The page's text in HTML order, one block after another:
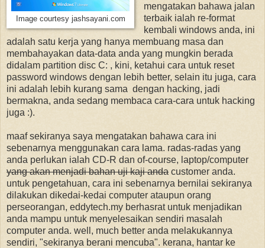
Image courtesy jashsayani.com
mengatakan bahawa jalan
terbaik ialah re-format
kembali windows anda, ini
adalah satu kerja yang hanya membuang masa dan
membahayakan data-data anda yang mungkin berada
didalam partition disc C: , kini, ketahui cara untuk reset
password windows dengan lebih better, selain itu juga, cara
ini adalah lebih kurang sama dengan hacking, jadi
bermakna, anda sedang membaca cara-cara untuk hacking
juga :).
maaf sekiranya saya mengatakan bahawa cara ini
sebenarnya menggunakan cara lama. radas-radas yang
anda perlukan ialah CD-R dan of-course, laptop/computer
yang akan menjadi bahan uji kaji anda customer anda.
untuk pengetahuan, cara ini sebenarnya bernilai sekiranya
dilakukan dikedai-kedai computer ataupun orang
perseorangan, eddytech.my berhasrat untuk menjadikan
anda mampu untuk menyelesaikan sendiri masalah
computer anda. well, much better anda melakukannya
sendiri, "sekiranya berani mencuba". kerana, hantar ke